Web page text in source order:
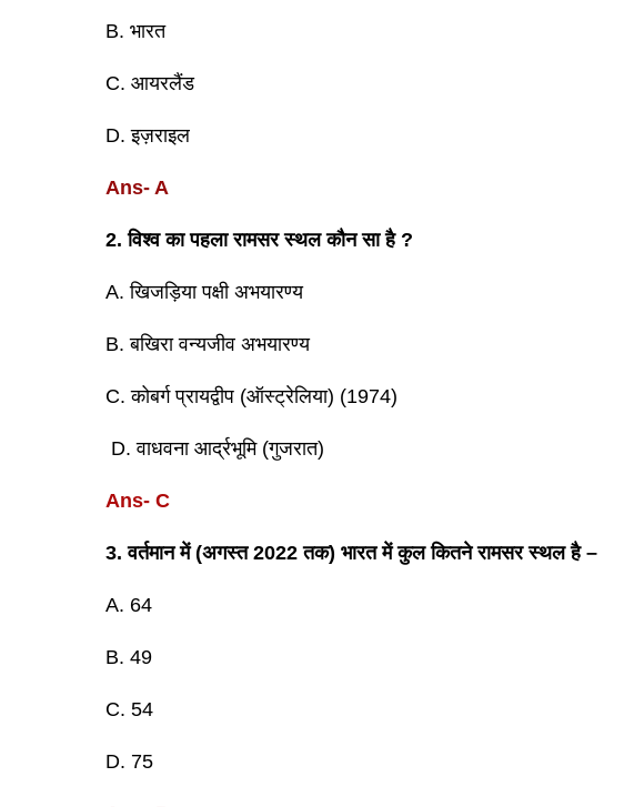
B. भारत
C. आयरलैंड
D. इज़राइल
Ans- A
2. विश्व का पहला रामसर स्थल कौन सा है ?
A. खिजड़िया पक्षी अभयारण्य
B. बखिरा वन्यजीव अभयारण्य
C. कोबर्ग प्रायद्वीप (ऑस्ट्रेलिया) (1974)
D. वाधवना आर्द्रभूमि (गुजरात)
Ans- C
3. वर्तमान में (अगस्त 2022 तक) भारत में कुल कितने रामसर स्थल है –
A. 64
B. 49
C. 54
D. 75